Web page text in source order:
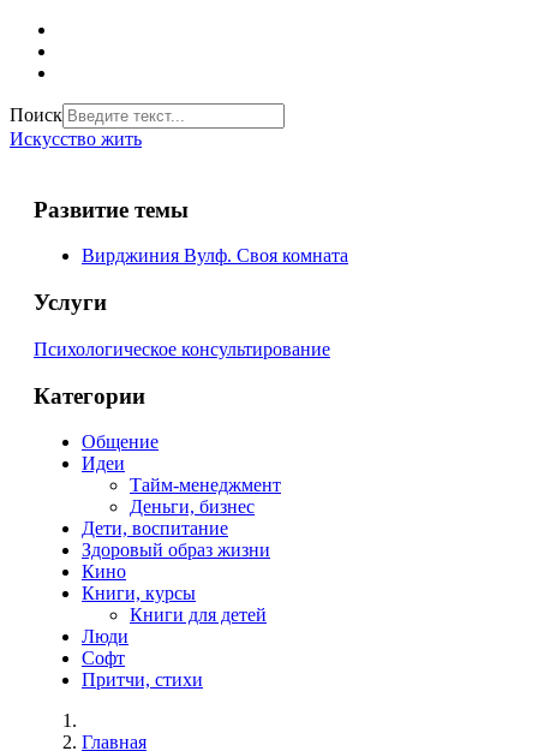
Поиск
Искусство жить
Развитие темы
Вирджиния Вулф. Своя комната
Услуги
Психологическое консультирование
Категории
Общение
Идеи
Тайм-менеджмент
Деньги, бизнес
Дети, воспитание
Здоровый образ жизни
Кино
Книги, курсы
Книги для детей
Люди
Софт
Притчи, стихи
Главная